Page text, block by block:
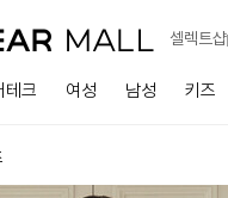
셀렉트샵
테크 여성 남성 키즈